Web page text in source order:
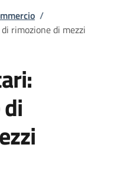
/
rimozione di mezzi